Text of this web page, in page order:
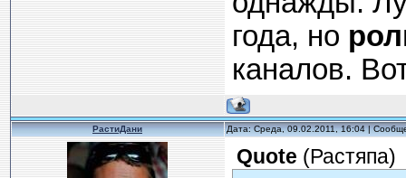
года, но
каналов.
РастиДани Дата: Среда, 09.02.2011, 16:04 |
Quote (Растяпа)